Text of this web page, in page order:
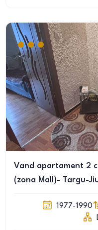
Vand apartament 2
(zona Mall)- Targu-
1977-1990